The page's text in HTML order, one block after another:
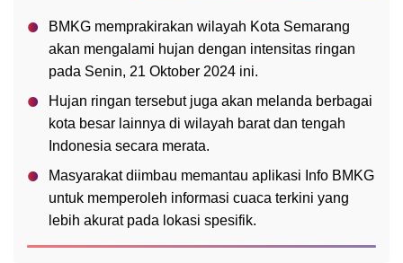
BMKG memprakirakan wilayah Kota Semarang
akan mengalami hujan dengan intensitas ringan
pada Senin, 21 Oktober 2024 ini.
Hujan ringan tersebut juga akan melanda berbagai
kota besar lainnya di wilayah barat dan tengah
Indonesia secara merata.
Masyarakat diimbau memantau aplikasi Info BMKG
untuk memperoleh informasi cuaca terkini yang
lebih akurat pada lokasi spesifik.